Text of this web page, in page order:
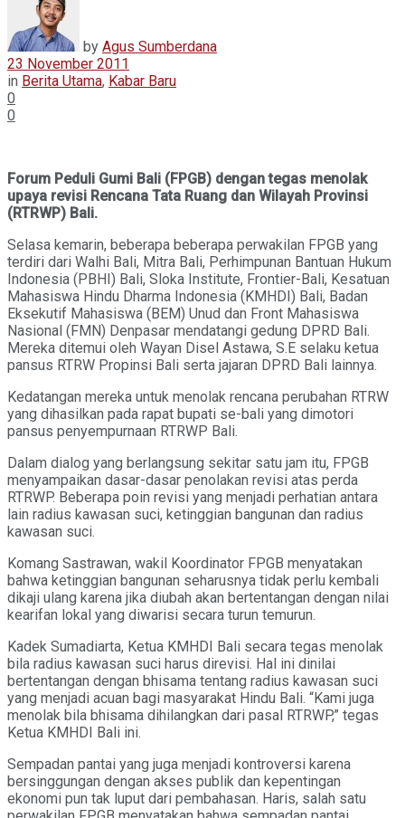
by Agus Sumberdana
23 November 2011
in Berita Utama, Kabar Baru
0
0
Forum Peduli Gumi Bali (FPGB) dengan tegas menolak
upaya revisi Rencana Tata Ruang dan Wilayah Provinsi
(RTRWP) Bali.
Selasa kemarin, beberapa beberapa perwakilan FPGB yang
terdiri dari Walhi Bali, Mitra Bali, Perhimpunan Bantuan Hukum
Indonesia (PBHI) Bali, Sloka Institute, Frontier-Bali, Kesatuan
Mahasiswa Hindu Dharma Indonesia (KMHDI) Bali, Badan
Eksekutif Mahasiswa (BEM) Unud dan Front Mahasiswa
Nasional (FMN) Denpasar mendatangi gedung DPRD Bali.
Mereka ditemui oleh Wayan Disel Astawa, S.E selaku ketua
pansus RTRW Propinsi Bali serta jajaran DPRD Bali lainnya.
Kedatangan mereka untuk menolak rencana perubahan RTRW
yang dihasilkan pada rapat bupati se-bali yang dimotori
pansus penyempurnaan RTRWP Bali.
Dalam dialog yang berlangsung sekitar satu jam itu, FPGB
menyampaikan dasar-dasar penolakan revisi atas perda
RTRWP. Beberapa poin revisi yang menjadi perhatian antara
lain radius kawasan suci, ketinggian bangunan dan radius
kawasan suci.
Komang Sastrawan, wakil Koordinator FPGB menyatakan
bahwa ketinggian bangunan seharusnya tidak perlu kembali
dikaji ulang karena jika diubah akan bertentangan dengan nilai
kearifan lokal yang diwarisi secara turun temurun.
Kadek Sumadiarta, Ketua KMHDI Bali secara tegas menolak
bila radius kawasan suci harus direvisi. Hal ini dinilai
bertentangan dengan bhisama tentang radius kawasan suci
yang menjadi acuan bagi masyarakat Hindu Bali. “Kami juga
menolak bila bhisama dihilangkan dari pasal RTRWP,” tegas
Ketua KMHDI Bali ini.
Sempadan pantai yang juga menjadi kontroversi karena
bersinggungan dengan akses publik dan kepentingan
ekonomi pun tak luput dari pembahasan. Haris, salah satu